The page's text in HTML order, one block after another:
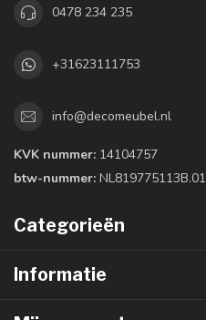
0478 234 235
+31623111753
info@decomeubel.nl
KVK nummer: 14104757
btw-nummer: NL819775113B.01
Categorieën
Informatie